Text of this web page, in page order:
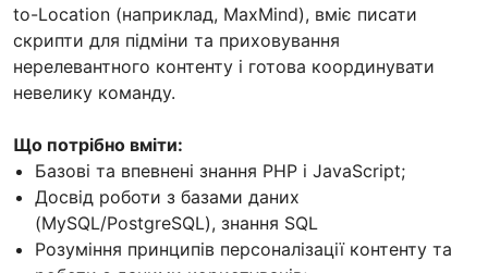
to-Location (наприклад, MaxMind), вміє писати
скрипти для підміни та приховування
нерелевантного контенту і готова координувати
невелику команду.
Що потрібно вміти:
Базові та впевнені знання PHP і JavaScript;
Досвід роботи з базами даних
(MySQL/PostgreSQL), знання SQL
Розуміння принципів персоналізації контенту та